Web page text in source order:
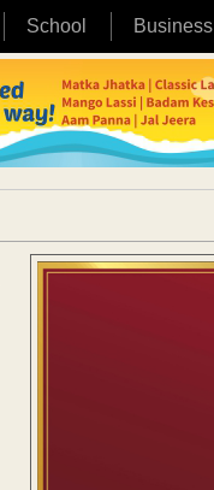
School Business